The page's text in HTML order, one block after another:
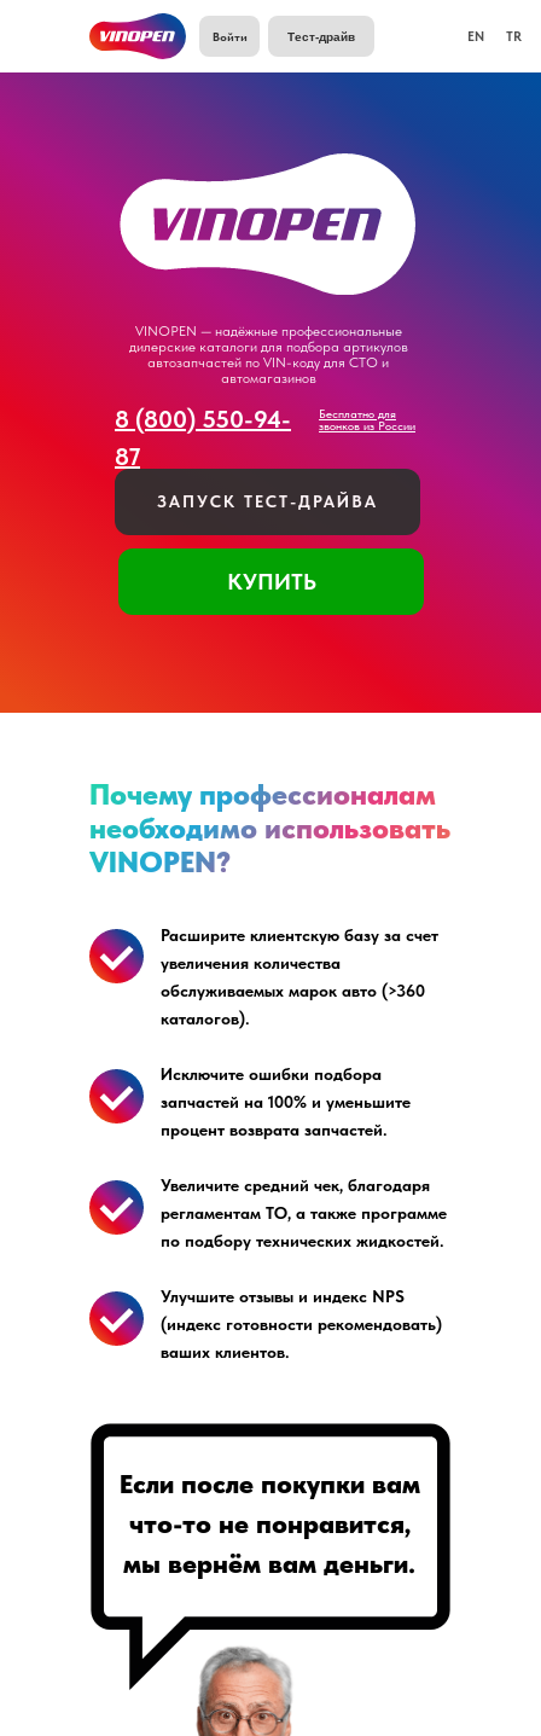
Тест-драйв
Войти TR
EN
ЗАПУСК ТЕСТ-ДРАЙВА
VINOPEN — надёжные профессиональные
дилерские каталоги для подбора артикулов
автозапчастей по VIN-коду для СТО и
автомагазинов
8 (800) 550-94-
87
Бесплатно для
звонков из России
КУПИТЬ
Расширите клиентскую базу за счет
увеличения количества
обслуживаемых марок авто (>360
каталогов).
Исключите ошибки подбора
запчастей на 100% и уменьшите
процент возврата запчастей.
Увеличите средний чек, благодаря
регламентам ТО, а также программе
по подбору технических жидкостей.
Улучшите отзывы и индекс NPS
(индекс готовности рекомендовать)
ваших клиентов.
Почему профессионалам
необходимо использовать
VINOPEN?
Если после покупки вам
что-то не понравится,
мы вернём вам деньги.